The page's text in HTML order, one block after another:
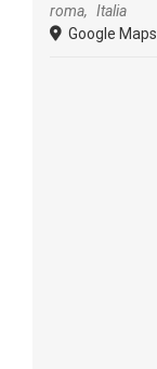
roma, Italia
Google Maps